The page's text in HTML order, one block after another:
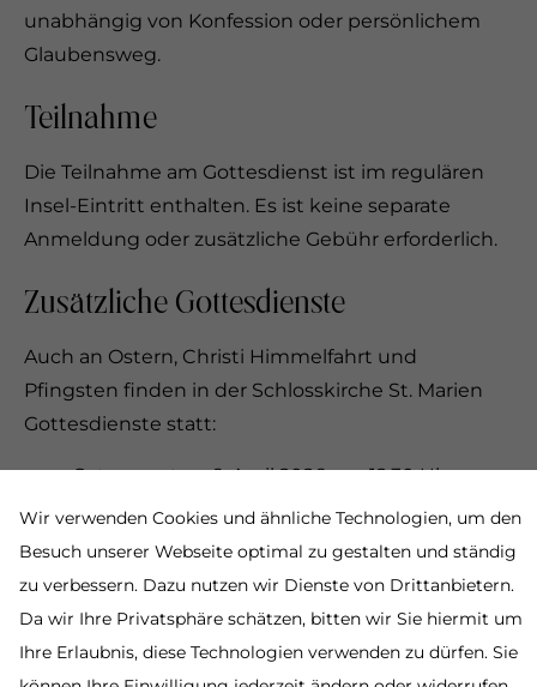
Wir verwenden Cookies und ähnliche Technologien, um den
Besuch unserer Webseite optimal zu gestalten und ständig
zu verbessern. Dazu nutzen wir Dienste von Drittanbietern.
Da wir Ihre Privatsphäre schätzen, bitten wir Sie hiermit um
Ihre Erlaubnis, diese Technologien verwenden zu dürfen. Sie
unabhängig von Konfession oder persönlichem
Glaubensweg.
Teilnahme
Die Teilnahme am Gottesdienst ist im regulären
Insel-Eintritt enthalten. Es ist keine separate
Anmeldung oder zusätzliche Gebühr erforderlich.
Zusätzliche Gottesdienste
Auch an Ostern, Christi Himmelfahrt und
Pfingsten finden in der Schlosskirche St. Marien
Gottesdienste statt:
Ostermontag: 6. April 2026 um 12.30 Uhr
Christi Himmelfahrt: 14. Mai 2026 um 12.30
Pfingstmontag: 25. Mai 2026 um 12.30 Uhr
Besondere Termin: Patrozinium